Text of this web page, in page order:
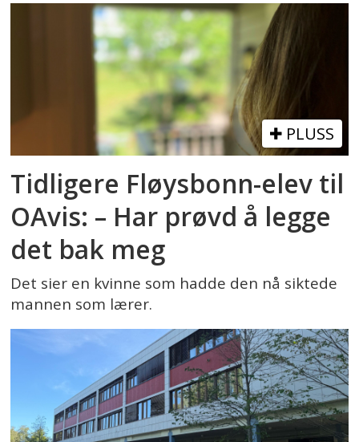
PLUSS
Tidligere Fløysbonn-elev til
OAvis: – Har prøvd å legge
det bak meg
Det sier en kvinne som hadde den nå siktede
mannen som lærer.